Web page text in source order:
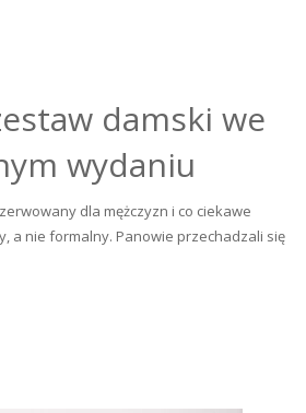
damski we
wydaniu
dla mężczyzn i co ciekawe
a nie formalny. Panowie przechadzali się